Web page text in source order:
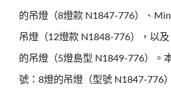
的吊燈（8燈款 N1847-776）、
吊燈（12燈款 N1848-776），以及
的吊燈（5燈島型 N1849-776）。
號：8燈的吊燈（型號 N1847-776